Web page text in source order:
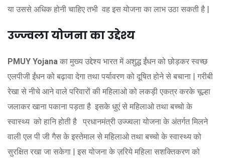
या उससे अधिक होनी चाहिए तभी वह इस योजना का लाभ उठा सकती है |
उज्ज्वला योजना का उद्देश्य
PMUY Yojana का मुख्य उद्देश्य भारत में अशुद्ध ईंधन को छोड़कर स्वच्छ
एलपीजी ईंधन को बढ़ावा देगा तथा पर्यावरण को दूषित होने से बचाना | गरीबी
रेखा से नीचे आने वाले परिवारों की महिलाओ को लकड़ी एकत्र करके चूल्हा
जलाकर खाना पकाना पड़ता है इसके धुएं से महिलाओ तथा बच्चो के
स्वास्थ्य को हानि होती है प्रधानमंत्री उज्ज्वला योजना के अंतर्गत मिलने
वाली एल पी जी गैस के इस्तेमाल से महिलाओ तथा बच्चो के स्वास्थ्य को
सुरक्षित रखा जा सकेगा | इस योजना के ज़रिये महिला सशक्तिकरण को